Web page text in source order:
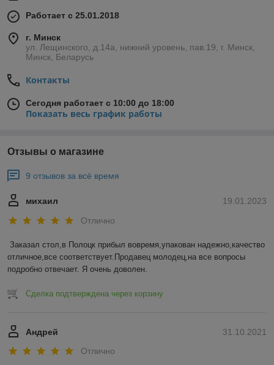
Работает с 25.01.2018
г. Минск
ул. Лещинского, д.14а, нижний уровень, пав.19, г. Минск,
Минск, Беларусь
Контакты
Сегодня работает с 10:00 до 18:00
Показать весь график работы
Отзывы о магазине
9 отзывов за всё время
19.01.2023
михаил
Отлично
Заказал стол,в Полоцк прибыл вовремя,упакован надежно,качество
отличное,все соответствует.Продавец молодец,на все вопросы
подробно отвечает. Я очень доволен.
Сделка подтверждена через корзину
31.10.2021
Андрей
Отлично